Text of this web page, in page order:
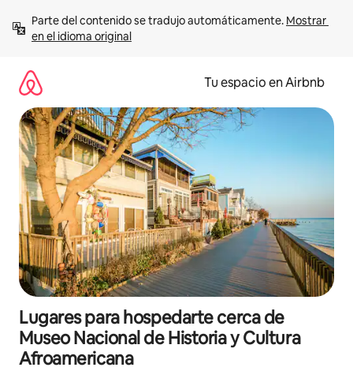
contenido
Parte del contenido se tradujo automáticamente. Mostrar
en el idioma original
Tu espacio en Airbnb
Lugares para hospedarte cerca de
Museo Nacional de Historia y Cultura
Afroamericana